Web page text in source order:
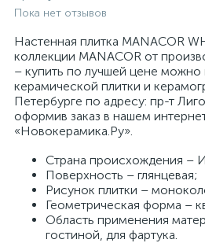
Пока нет отзывов
Настенная плитка MANACOR
коллекции MANACOR от
– купить по лучшей цене можно
керамической плитки и
Петербурге по адресу: пр-т
оформив заказ в нашем
«Новокерамика.Ру».
Страна происхождения –
Поверхность – глянцевая;
Рисунок плитки –
Геометрическая форма –
Область применения
гостиной, для фартука.